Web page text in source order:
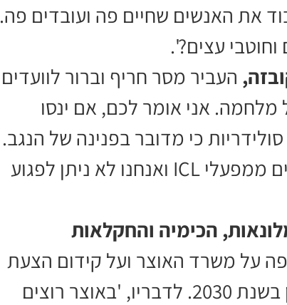
את האנשים שחיים פה ועובדים פה.
עצים?'.
העביר מסר חריף וברור לוועדים
מלחמה. אני אומר לכם, אם ינסו
כי מדובר בפנינה של הנגב.
יש מעגלים הולכים ומתרחבים שמתפרנסים ממפעלי ICL ואנחנו לא ניתן לפגוע
הכימיה והחקלאות
על משרד האוצר ועל קידום הצעת
חוק זיכיון ים המלח לקראת פקיעת הזיכיון בשנת 2030. לדבריו, 'באוצר רוצים